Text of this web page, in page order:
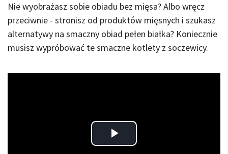
Nie wyobrażasz sobie obiadu bez mięsa? Albo wręcz
przeciwnie - stronisz od produktów mięsnych i szukasz
alternatywy na smaczny obiad pełen białka? Koniecznie
musisz wypróbować te smaczne kotlety z soczewicy.
Play